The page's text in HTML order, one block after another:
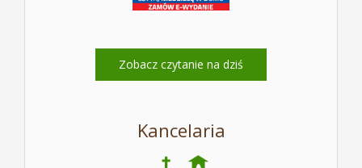
Zobacz czytanie na dziś
Kancelaria